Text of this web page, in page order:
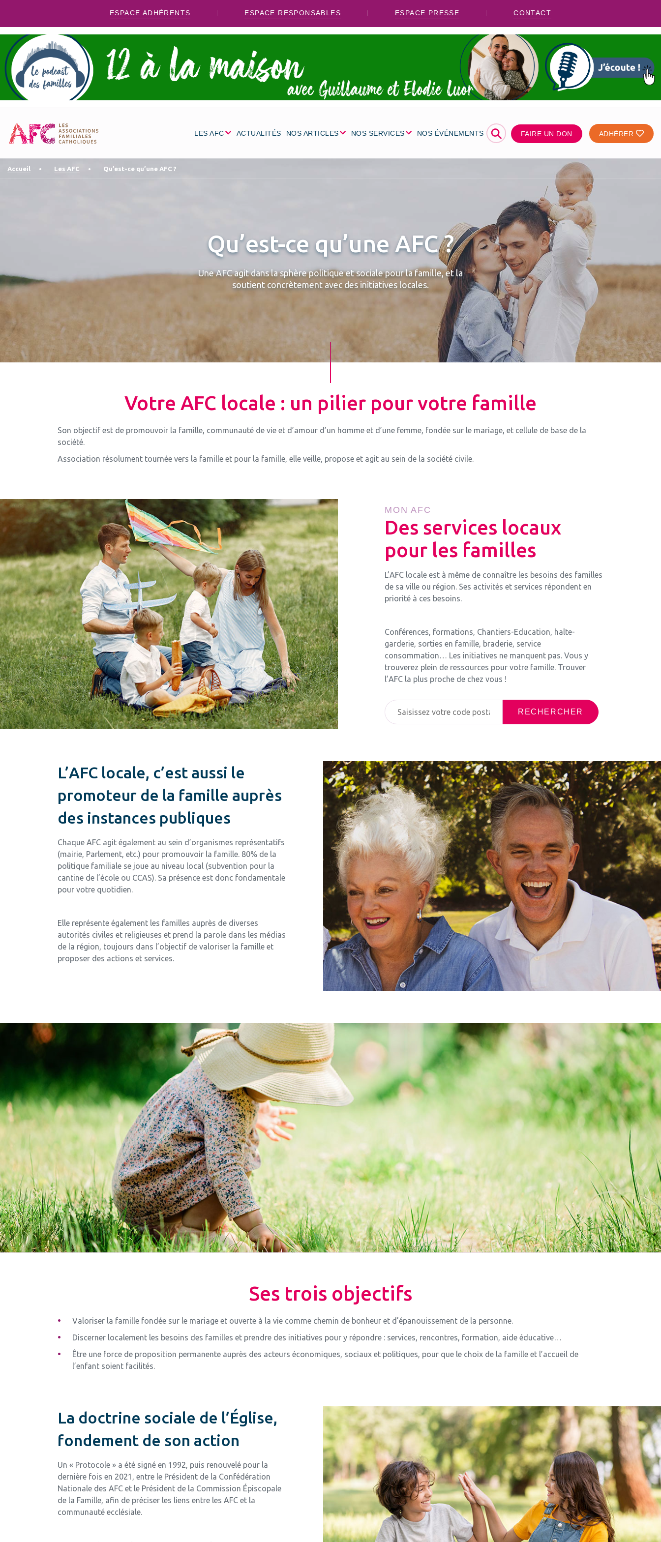
ESPACE ADHÉRENTS ESPACE RESPONSABLES ESPACE PRESSE CONTACT
LES AFC ACTUALITÉS NOS ARTICLES NOS SERVICES NOS ÉVÉNEMENTS ⚲ FAIRE UN DON ADHÉRER
Accueil Les AFC Qu’est-ce qu’une AFC ?
Qu’est-ce qu’une AFC ?
Une AFC agit dans la sphère politique et sociale pour la famille, et la
soutient concrètement avec des initiatives locales.
Votre AFC locale : un pilier pour votre famille
Son objectif est de promouvoir la famille, communauté de vie et d’amour d’un homme et d’une femme, fondée sur le mariage, et cellule de base de la
société.
Association résolument tournée vers la famille et pour la famille, elle veille, propose et agit au sein de la société civile.
MON AFC
Des services locaux
pour les familles
L’AFC locale est à même de connaître les besoins des familles
de sa ville ou région. Ses activités et services répondent en
priorité à ces besoins.
Conférences, formations, Chantiers-Education, halte-
garderie, sorties en famille, braderie, service
consommation… Les initiatives ne manquent pas. Vous y
trouverez plein de ressources pour votre famille. Trouver
l’AFC la plus proche de chez vous !
RECHERCHER
L’AFC locale, c’est aussi le
promoteur de la famille auprès
des instances publiques
Chaque AFC agit également au sein d’organismes représentatifs
(mairie, Parlement, etc.) pour promouvoir la famille. 80% de la
politique familiale se joue au niveau local (subvention pour la
cantine de l’école ou CCAS). Sa présence est donc fondamentale
pour votre quotidien.
Elle représente également les familles auprès de diverses
autorités civiles et religieuses et prend la parole dans les médias
de la région, toujours dans l’objectif de valoriser la famille et
proposer des actions et services.
Ses trois objectifs
Valoriser la famille fondée sur le mariage et ouverte à la vie comme chemin de bonheur et d’épanouissement de la personne.
Discerner localement les besoins des familles et prendre des initiatives pour y répondre : services, rencontres, formation, aide éducative…
Être une force de proposition permanente auprès des acteurs économiques, sociaux et politiques, pour que le choix de la famille et l’accueil de
l’enfant soient facilités.
La doctrine sociale de l’Église,
fondement de son action
Un « Protocole » a été signé en 1992, puis renouvelé pour la
dernière fois en 2021, entre le Président de la Confédération
Nationale des AFC et le Président de la Commission Épiscopale
de la Famille, afin de préciser les liens entre les AFC et la
communauté ecclésiale.